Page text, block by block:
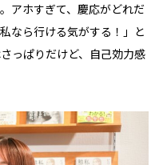
アホすぎて、慶応がどれだ
なら行ける気がする！」と
っぱりだけど、自己効力感